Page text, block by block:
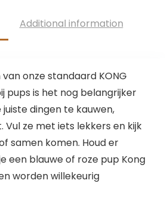
intelligentie
Additional information
onze standaard KONG
pups is het nog belangrijker
dingen te kauwen,
Vul ze met iets lekkers en kijk
samen komen. Houd er
een blauwe of roze pup Kong
worden willekeurig